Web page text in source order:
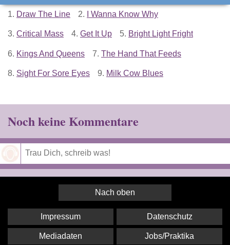
1. Draw The Line 2. I Wanna Know Why
3. Critical Mass 4. Get It Up 5. Bright Light Fright
6. Kings And Queens 7. The Hand That Feeds
8. Sight For Sore Eyes 9. Milk Cow Blues
Noch keine Kommentare
Nach oben
Impressum Datenschutz
Mediadaten Jobs/Praktika